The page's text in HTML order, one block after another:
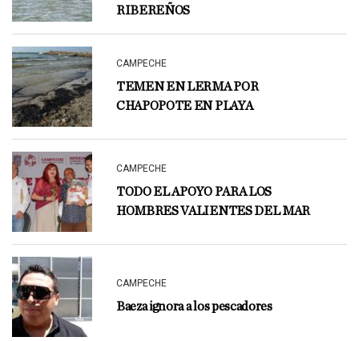
RIBEREÑOS
CAMPECHE
TEMEN EN LERMA POR
CHAPOPOTE EN PLAYA
CAMPECHE
TODO EL APOYO PARA LOS
HOMBRES VALIENTES DEL MAR
CAMPECHE
Baeza ignora a los pescadores